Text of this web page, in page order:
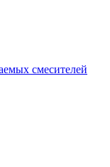
смесителей